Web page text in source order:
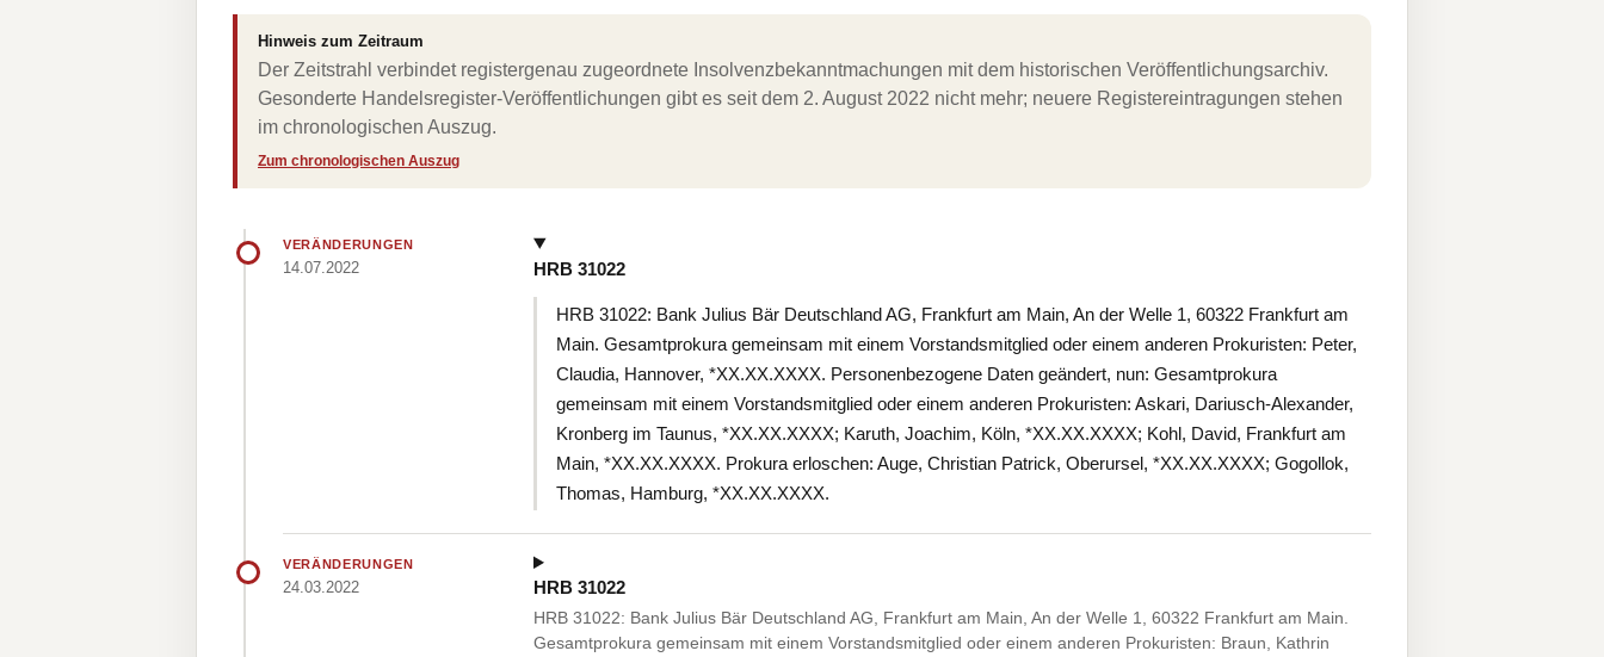
Hinweis zum Zeitraum
Der Zeitstrahl verbindet registergenau zugeordnete Insolvenzbekanntmachungen mit dem historischen Veröffentlichungsarchiv.
Gesonderte Handelsregister-Veröffentlichungen gibt es seit dem 2. August 2022 nicht mehr; neuere Registereintragungen stehen
im chronologischen Auszug.
Zum chronologischen Auszug
VERÄNDERUNGEN
14.07.2022 HRB 31022
HRB 31022: Bank Julius Bär Deutschland AG, Frankfurt am Main, An der Welle 1, 60322 Frankfurt am
Main. Gesamtprokura gemeinsam mit einem Vorstandsmitglied oder einem anderen Prokuristen: Peter,
Claudia, Hannover, *XX.XX.XXXX. Personenbezogene Daten geändert, nun: Gesamtprokura
gemeinsam mit einem Vorstandsmitglied oder einem anderen Prokuristen: Askari, Dariusch-Alexander,
Kronberg im Taunus, *XX.XX.XXXX; Karuth, Joachim, Köln, *XX.XX.XXXX; Kohl, David, Frankfurt am
Main, *XX.XX.XXXX. Prokura erloschen: Auge, Christian Patrick, Oberursel, *XX.XX.XXXX; Gogollok,
Thomas, Hamburg, *XX.XX.XXXX.
VERÄNDERUNGEN
24.03.2022 HRB 31022
HRB 31022: Bank Julius Bär Deutschland AG, Frankfurt am Main, An der Welle 1, 60322 Frankfurt am Main.
Gesamtprokura gemeinsam mit einem Vorstandsmitglied oder einem anderen Prokuristen: Braun, Kathrin